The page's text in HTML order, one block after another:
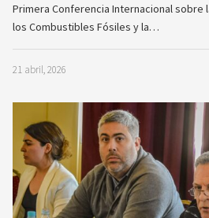
Primera Conferencia Internacional sobre
los Combustibles Fósiles y la…
21 abril, 2026